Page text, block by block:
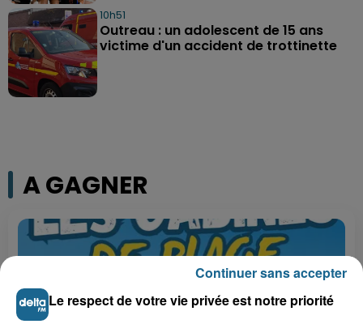
10h51
Outreau : un adolescent de 15 ans
victime d'un accident de trottinette
A GAGNER
Le respect de votre vie privée est notre priorité
Continuer sans accepter